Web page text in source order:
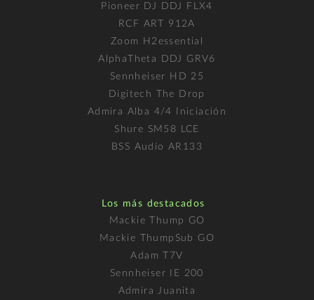
Pioneer DJ DDJ FLX4
RCF ART 912A
Zoom H2essential
AlphaTheta DDJ GRV6
Sennheiser HD 25
Digitech The Drop
Admira Alba 4/4 Iniciación
Shure SM58 LCE
BSS Audio AR133
Los más destacados
Mackie Thump GO
Mackie ThumpSub GO
Adam T7V
Sennheiser IE 200
Admira Juanita